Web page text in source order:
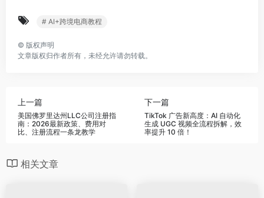
# AI+跨境电商教程
© 版权声明
文章版权归作者所有，未经允许请勿转载。
上一篇
美国佛罗里达州LLC公司注册指
南：2026最新政策、费用对
比、注册流程一条龙教学
下一篇
TikTok 广告新高度：AI 自动化
生成 UGC 视频全流程拆解，效
率提升 10 倍！
相关文章